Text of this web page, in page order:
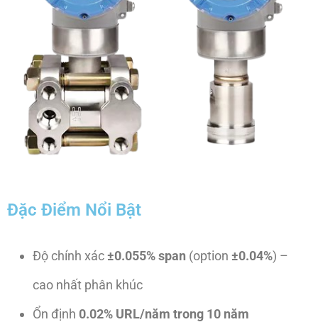
Đặc Điểm Nổi Bật
Độ chính xác±0.055% span (option ±0.04%) –
cao nhất phân khúc
Ổn định 0.02% URL/năm trong 10 năm